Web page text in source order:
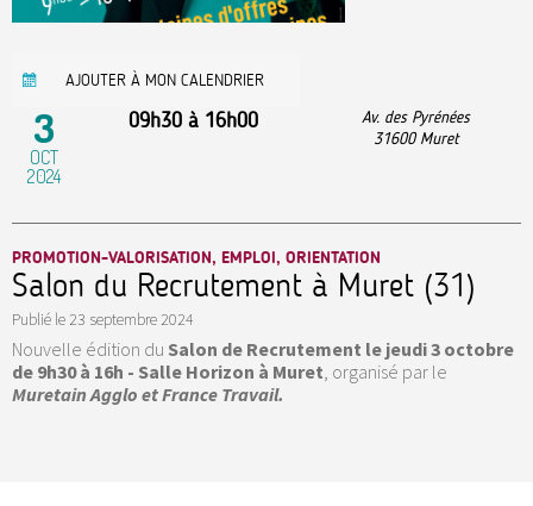
AJOUTER À MON CALENDRIER
3
OCT
2024
09h30 à 16h00
Av. des Pyrénées
31600 Muret
PROMOTION-VALORISATION, EMPLOI, ORIENTATION
Salon du Recrutement à Muret (31)
Publié le 23 septembre 2024
Nouvelle édition du Salon de Recrutement le jeudi 3 octobre
de 9h30 à 16h - Salle Horizon à Muret, organisé par le
Muretain Agglo et France Travail.